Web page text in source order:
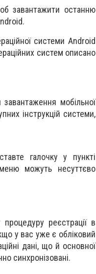
завантажити останню
системи Android
систем описано
мобільної
інструкцій системи,
галочку у пункті
можуть несуттєво
реєстрації в
у вас уже є обліковий
дані, що й основної
синхронізовані.